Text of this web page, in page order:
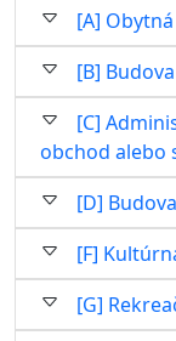
[A]
[B]
[C]
obchod alebo
[D]
[F]
[G]